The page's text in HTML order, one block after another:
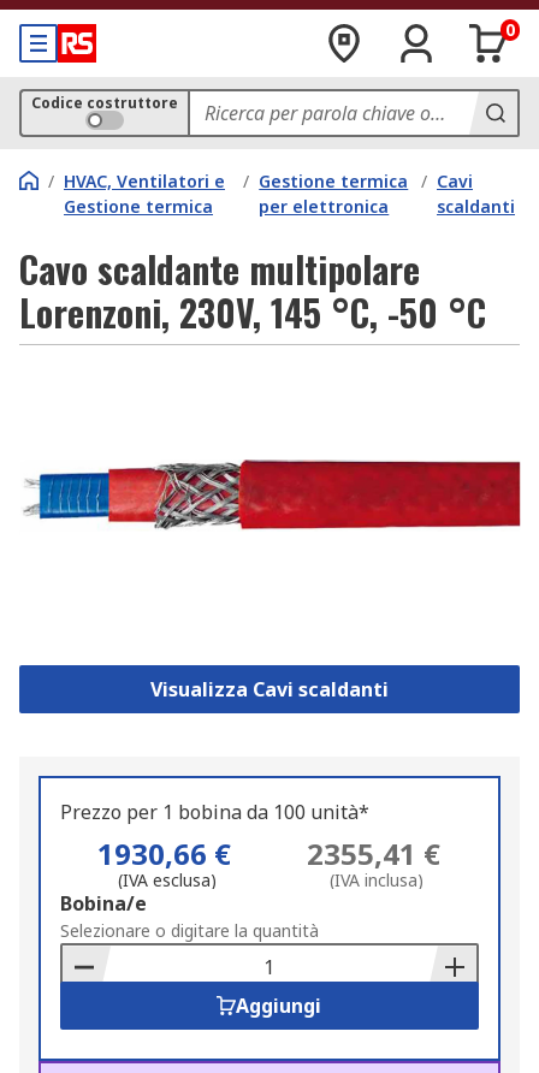
0
Codice costruttore
/ HVAC, Ventilatori e
Gestione termica
/ Gestione termica
per elettronica
/ Cavi
scaldanti
Cavo scaldante multipolare
Lorenzoni, 230V, 145 °C, -50 °C
Visualizza Cavi scaldanti
Prezzo per 1 bobina da 100 unità*
1930,66 €
(IVA esclusa)
2355,41 €
(IVA inclusa)
Add
to
Basket
Bobina/e
Selezionare o digitare la quantità
Aggiungi